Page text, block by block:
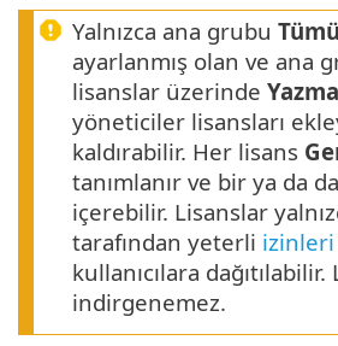
Yalnızca ana grubu Tümü
ayarlanmış olan ve ana
lisanslar üzerinde Yazma
yöneticiler lisansları
kaldırabilir. Her lisans
tanımlanır ve bir ya da
içerebilir. Lisanslar
tarafından yeterli izinleri
kullanıcılara dağıtılabilir.
indirgenemez.